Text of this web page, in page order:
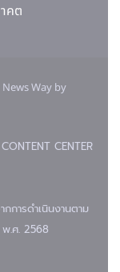
คต
Way by
CENTER
กการดำเนินงานตาม
.ศ. 2568